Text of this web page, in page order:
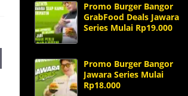
Promo Burger Bangor
GrabFood Deals Jawara
Series Mulai Rp19.000
Promo Burger Bangor
Jawara Series Mulai
Rp18.000